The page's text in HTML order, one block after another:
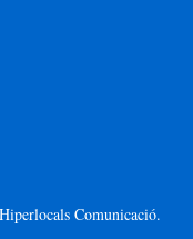
Comunicació.